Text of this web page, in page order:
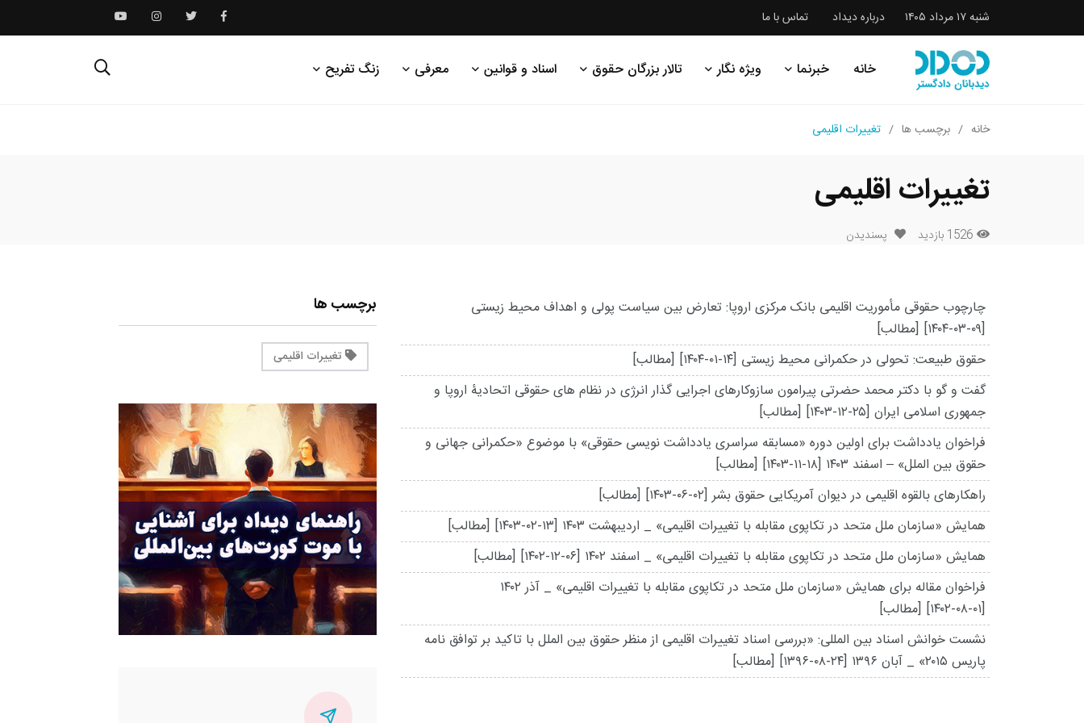
شنبه ۱۷ مرداد ۱۴۰۵ درباره دیداد تماس با ما
خانه خبرنما ویژه نگار تالار بزرگان حقوق اسناد و قوانین معرفی زنگ تفریح
خانه برچسب ها تغییرات اقلیمی
تغییرات اقلیمی
1526 بازدید پسندیدن
چارچوب حقوقی مأموریت اقلیمی بانک مرکزی اروپا: تعارض بین سیاست پولی و اهداف محیط زیستی
[۱۴۰۴-۰۳-۰۹] [مطالب]
حقوق طبیعت: تحولی در حکمرانی محیط زیستی [۱۴۰۴-۰۱-۱۴] [مطالب]
گفت و گو با دکتر محمد حضرتی پیرامون سازوکارهای اجرایی گذار انرژی در نظام های حقوقی اتحادیۀ اروپا و
جمهوری اسلامی ایران [۱۴۰۳-۱۲-۲۵] [مطالب]
فراخوان یادداشت برای اولین دوره «مسابقه سراسری یادداشت نویسی حقوقی» با موضوع «حکمرانی جهانی و
حقوق بین الملل» – اسفند ۱۴۰۳
[۱۴۰۳-۱۱-۱۸] [مطالب]
راهکارهای بالقوه اقلیمی در دیوان آمریکایی حقوق بشر [۱۴۰۳-۰۶-۰۲] [مطالب]
همایش «سازمان ملل متحد در تکاپوی مقابله با تغییرات اقلیمی» _ اردیبهشت ۱۴۰۳
[۱۴۰۳-۰۲-۱۳] [مطالب]
همایش «سازمان ملل متحد در تکاپوی مقابله با تغییرات اقلیمی» _ اسفند ۱۴۰۲
[۱۴۰۲-۱۲-۰۶] [مطالب]
فراخوان مقاله برای همایش «سازمان ملل متحد در تکاپوی مقابله با تغییرات اقلیمی» _ آذر ۱۴۰۲
[۱۴۰۲-۰۸-۰۱] [مطالب]
نشست خوانش اسناد بین المللی: «بررسی اسناد تغییرات اقلیمى از منظر حقوق بین الملل با تاکید بر توافق نامه
پاریس ۲۰۱۵» _ آبان ۱۳۹۶
[۱۳۹۶-۰۸-۲۴] [مطالب]
برچسب ها
تغییرات اقلیمی